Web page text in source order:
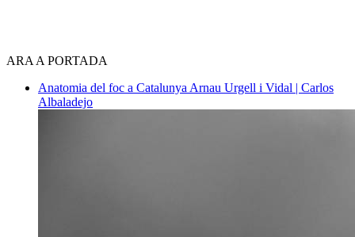
ARA A PORTADA
Anatomia del foc a Catalunya Arnau Urgell i Vidal | Carlos
Albaladejo